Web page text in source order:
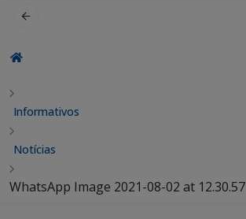
Informativos
Notícias
WhatsApp Image 2021-08-02 at 12.30.57